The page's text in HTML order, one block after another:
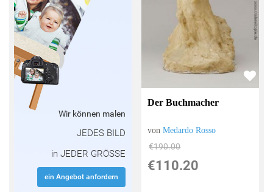
Wir können malen
JEDES BILD
in JEDER GRÖSSE
ein Angebot anfordern
Der Buchmacher
vonMedardo Rosso
€190.00
€110.20